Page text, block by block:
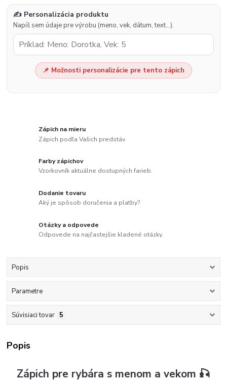
✍️ Personalizácia produktu
Napíš sem údaje pre výrobu (meno, vek, dátum, text…).
📌 Možnosti personalizácie pre tento zápich
Zápich na mieru
Zápich podľa Vašich predstáv.
Farby zápichov
Vzorkovník aktuálne dostupných farieb.
Dodanie tovaru
Aký je spôsob doručenia a platby?
Otázky a odpovede
Odpovede na najčastejšie kladené otázky.
Popis
Parametre
Súvisiaci tovar 5
Popis
Zápich pre rybára s menom a vekom 🎣